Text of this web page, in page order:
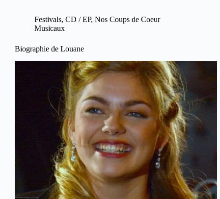
Festivals, CD / EP, Nos Coups de Coeur
Musicaux
Biographie de Louane